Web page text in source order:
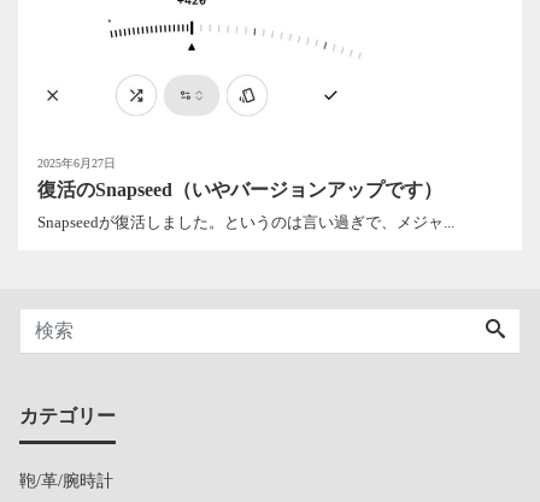
2025年6月27日
復活のSnapseed（いやバージョンアップです）
Snapseedが復活しました。というのは言い過ぎで、メジャ...
カテゴリー
鞄/革/腕時計